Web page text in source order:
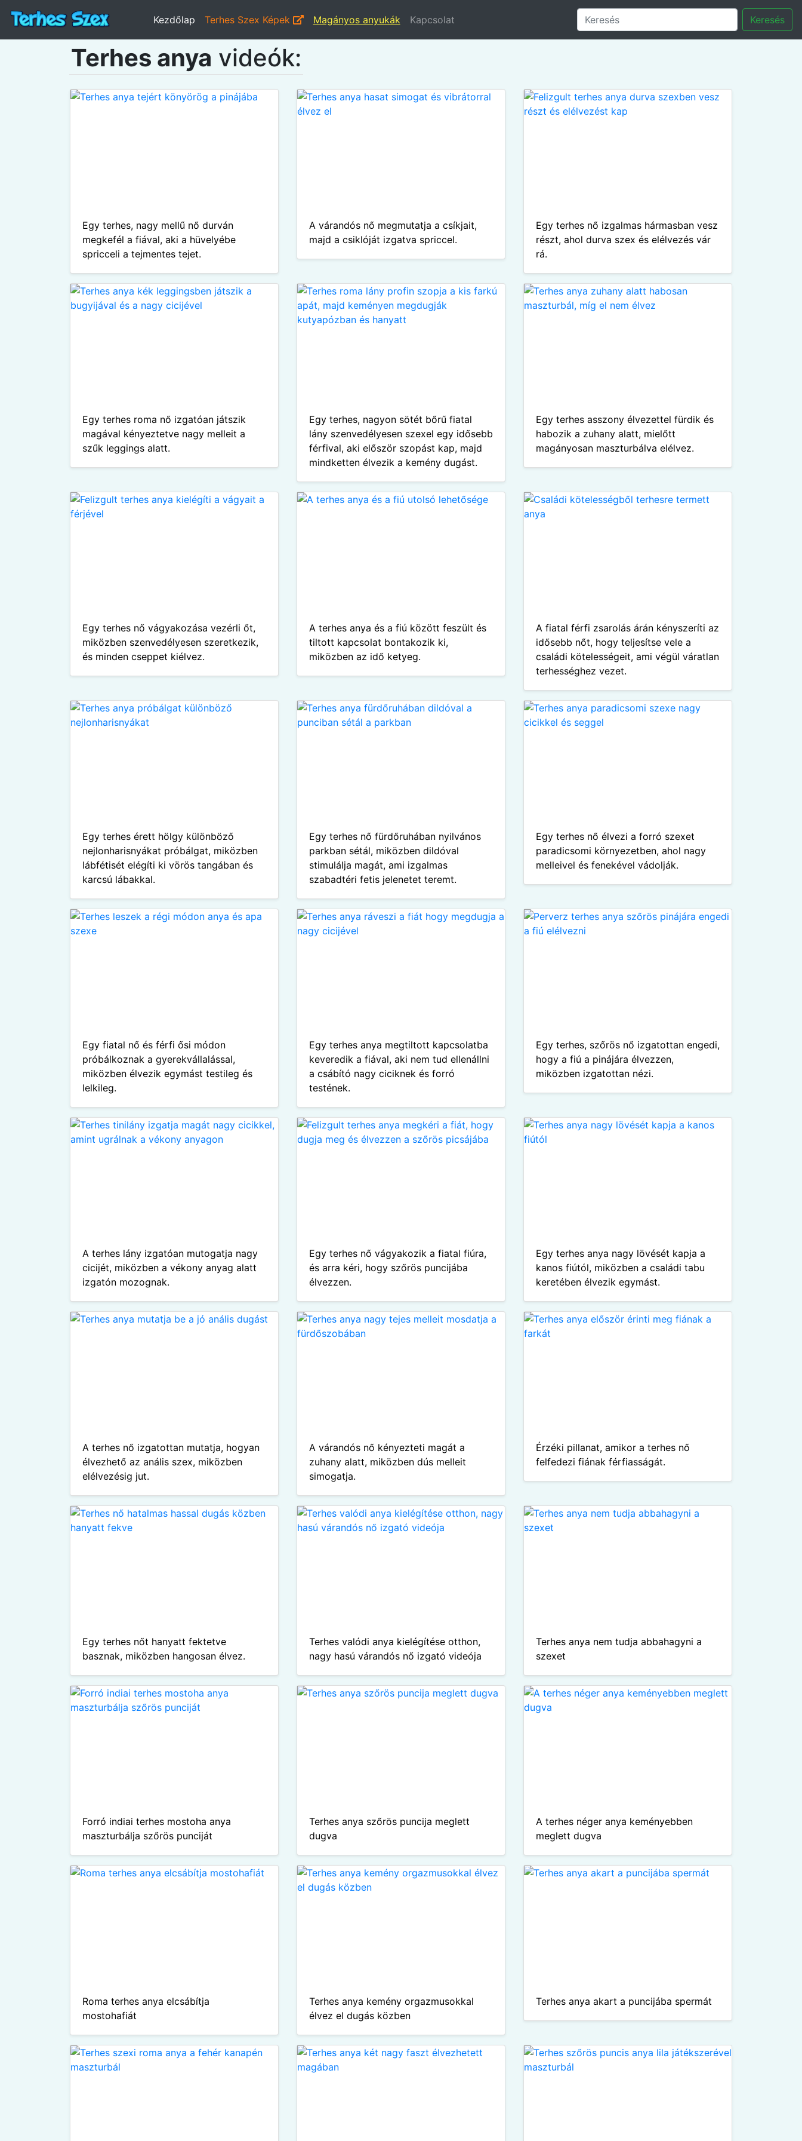
Kezdőlap Terhes Szex Képek Magányos anyukák Kapcsolat Keresés
Terhes anya videók:
Egy terhes, nagy mellű nő durván
megkefél a fiával, aki a hüvelyébe
spricceli a tejmentes tejet.
A várandós nő megmutatja a csíkjait,
majd a csiklóját izgatva spriccel.
Egy terhes nő izgalmas hármasban vesz
részt, ahol durva szex és elélvezés vár
rá.
Egy terhes roma nő izgatóan játszik
magával kényeztetve nagy melleit a
szűk leggings alatt.
Egy terhes, nagyon sötét bőrű fiatal
lány szenvedélyesen szexel egy idősebb
férfival, aki először szopást kap, majd
mindketten élvezik a kemény dugást.
Egy terhes asszony élvezettel fürdik és
habozik a zuhany alatt, mielőtt
magányosan maszturbálva elélvez.
Egy terhes nő vágyakozása vezérli őt,
miközben szenvedélyesen szeretkezik,
és minden cseppet kiélvez.
A terhes anya és a fiú között feszült és
tiltott kapcsolat bontakozik ki,
miközben az idő ketyeg.
A fiatal férfi zsarolás árán kényszeríti az
idősebb nőt, hogy teljesítse vele a
családi kötelességeit, ami végül váratlan
terhességhez vezet.
Egy terhes érett hölgy különböző
nejlonharisnyákat próbálgat, miközben
lábfétisét elégíti ki vörös tangában és
karcsú lábakkal.
Egy terhes nő fürdőruhában nyilvános
parkban sétál, miközben dildóval
stimulálja magát, ami izgalmas
szabadtéri fetis jelenetet teremt.
Egy terhes nő élvezi a forró szexet
paradicsomi környezetben, ahol nagy
melleivel és fenekével vádolják.
Egy fiatal nő és férfi ősi módon
próbálkoznak a gyerekvállalással,
miközben élvezik egymást testileg és
lelkileg.
Egy terhes anya megtiltott kapcsolatba
keveredik a fiával, aki nem tud ellenállni
a csábító nagy ciciknek és forró
testének.
Egy terhes, szőrös nő izgatottan engedi,
hogy a fiú a pinájára élvezzen,
miközben izgatottan nézi.
A terhes lány izgatóan mutogatja nagy
cicijét, miközben a vékony anyag alatt
izgatón mozognak.
Egy terhes nő vágyakozik a fiatal fiúra,
és arra kéri, hogy szőrös puncijába
élvezzen.
Egy terhes anya nagy lövését kapja a
kanos fiútól, miközben a családi tabu
keretében élvezik egymást.
A terhes nő izgatottan mutatja, hogyan
élvezhető az anális szex, miközben
elélvezésig jut.
A várandós nő kényezteti magát a
zuhany alatt, miközben dús melleit
simogatja.
Érzéki pillanat, amikor a terhes nő
felfedezi fiának férfiasságát.
Egy terhes nőt hanyatt fektetve
basznak, miközben hangosan élvez.
Terhes valódi anya kielégítése otthon,
nagy hasú várandós nő izgató videója
Terhes anya nem tudja abbahagyni a
szexet
Forró indiai terhes mostoha anya
maszturbálja szőrös punciját
Terhes anya szőrös puncija meglett
dugva
A terhes néger anya keményebben
meglett dugva
Roma terhes anya elcsábítja
mostohafiát
Terhes anya kemény orgazmusokkal
élvez el dugás közben
Terhes anya akart a puncijába spermát